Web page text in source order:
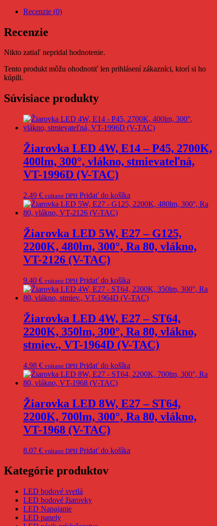
E27
A60,
2700K
300°,
80,
vlákno,
1887
Recenzie (0)
Recenzie
Nikto zatiaľ nepridal hodnotenie.
Tento produkt môžu ohodnotiť len prihlásení zákazníci, ktorí si ho
kúpili.
Súvisiace produkty
Žiarovka LED 4W, E14 – P45, 2700K,
400lm, 300°, vlákno, stmievateľná,
VT-1996D (V-TAC)
2.49 € vrátane DPH Pridať do košíka
Žiarovka LED 5W, E27 – G125,
2200K, 480lm, 300°, Ra 80, vlákno,
VT-2126 (V-TAC)
9.40 € vrátane DPH Pridať do košíka
Žiarovka LED 4W, E27 – ST64,
2200K, 350lm, 300°, Ra 80, vlákno,
stmiev., VT-1964D (V-TAC)
4.98 € vrátane DPH Pridať do košíka
Žiarovka LED 8W, E27 – ST64,
2200K, 700lm, 300°, Ra 80, vlákno,
VT-1968 (V-TAC)
8.07 € vrátane DPH Pridať do košíka
Kategórie produktov
LED bodové svetlá
LED bodové žiarovky
LED Napajanie
LED panely